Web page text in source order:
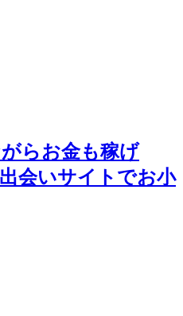
らお金も稼げ
会いサイトでお小